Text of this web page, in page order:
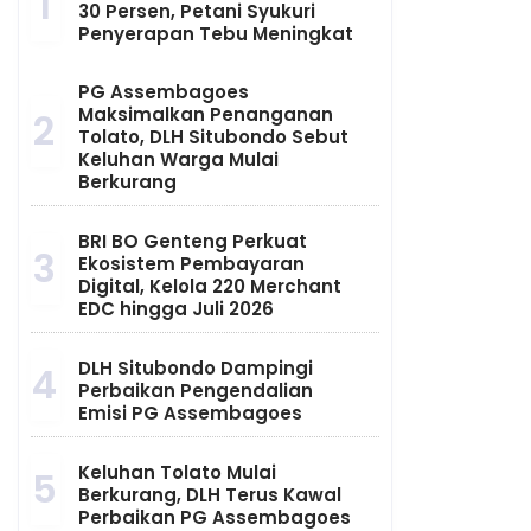
30 Persen, Petani Syukuri
Penyerapan Tebu Meningkat
2
PG Assembagoes
Maksimalkan Penanganan
Tolato, DLH Situbondo Sebut
Keluhan Warga Mulai
Berkurang
3
BRI BO Genteng Perkuat
Ekosistem Pembayaran
Digital, Kelola 220 Merchant
EDC hingga Juli 2026
4
DLH Situbondo Dampingi
Perbaikan Pengendalian
Emisi PG Assembagoes
5
Keluhan Tolato Mulai
Berkurang, DLH Terus Kawal
Perbaikan PG Assembagoes